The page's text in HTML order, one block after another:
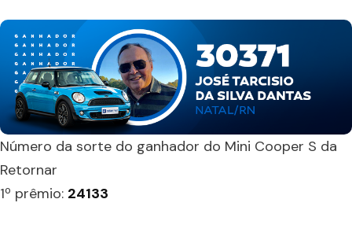
Número da sorte do ganhador do Mini Cooper S da
Retornar
1º prêmio: 24133